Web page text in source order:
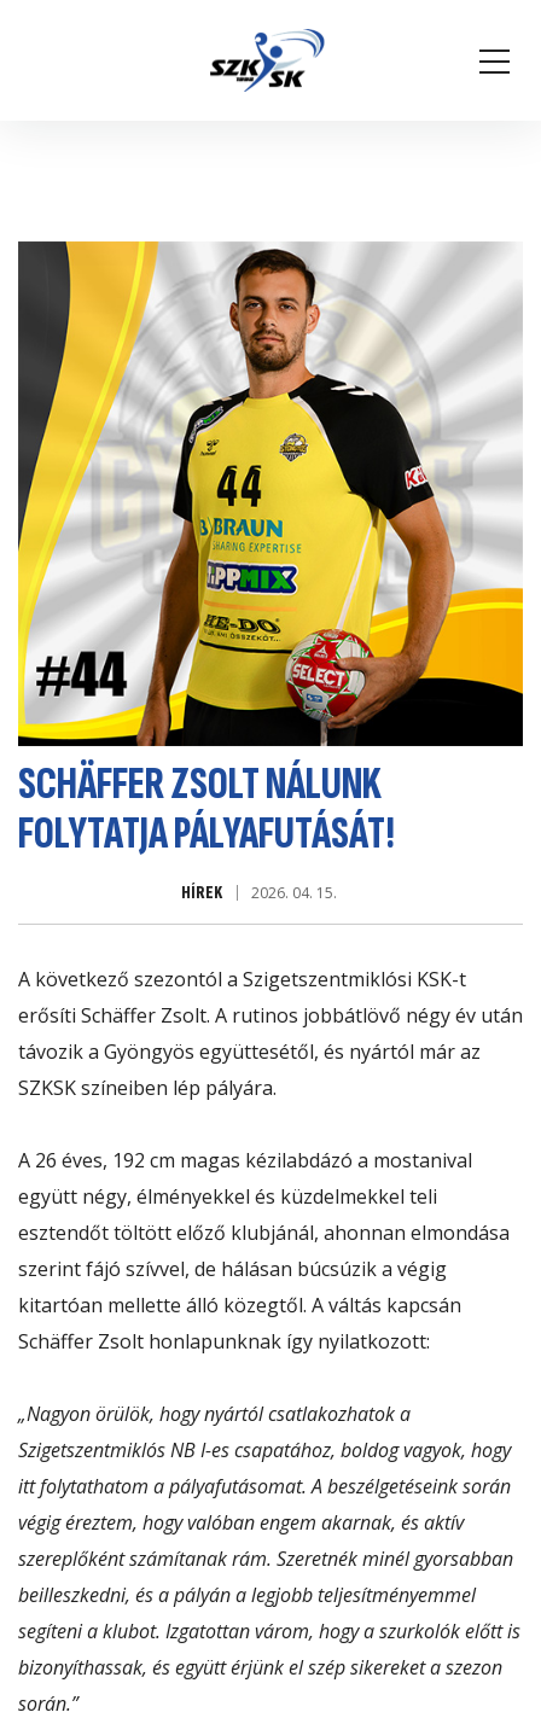
SCHÄFFER ZSOLT NÁLUNK
FOLYTATJA PÁLYAFUTÁSÁT!
HÍREK 2026. 04. 15.
A következő szezontól a Szigetszentmiklósi KSK-t
erősíti Schäffer Zsolt. A rutinos jobbátlövő négy év után
távozik a Gyöngyös együttesétől, és nyártól már az
SZKSK színeiben lép pályára.
A 26 éves, 192 cm magas kézilabdázó a mostanival
együtt négy, élményekkel és küzdelmekkel teli
esztendőt töltött előző klubjánál, ahonnan elmondása
szerint fájó szívvel, de hálásan búcsúzik a végig
kitartóan mellette álló közegtől. A váltás kapcsán
Schäffer Zsolt honlapunknak így nyilatkozott:
„Nagyon örülök, hogy nyártól csatlakozhatok a
Szigetszentmiklós NB I-es csapatához, boldog vagyok, hogy
itt folytathatom a pályafutásomat. A beszélgetéseink során
végig éreztem, hogy valóban engem akarnak, és aktív
szereplőként számítanak rám. Szeretnék minél gyorsabban
beilleszkedni, és a pályán a legjobb teljesítményemmel
segíteni a klubot. Izgatottan várom, hogy a szurkolók előtt is
bizonyíthassak, és együtt érjünk el szép sikereket a szezon
során.”